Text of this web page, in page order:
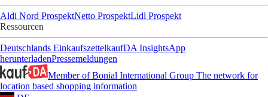
Aldi Nord ProspektNetto ProspektLidl Prospekt
Ressourcen
Deutschlands EinkaufszettelkaufDA InsightsApp
herunterladenPressemeldungen
Member of Bonial International Group The network for
location based shopping information